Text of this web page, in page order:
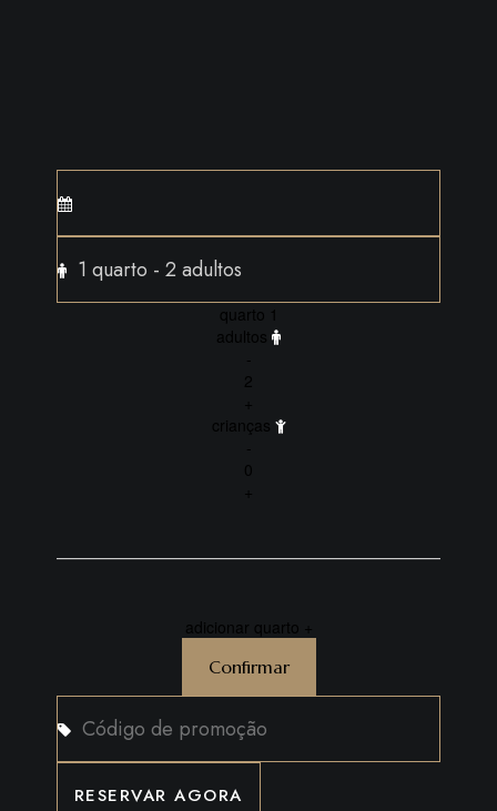
quarto 1
adultos
-
2
+
crianças
-
0
+
adicionar quarto +
Confirmar